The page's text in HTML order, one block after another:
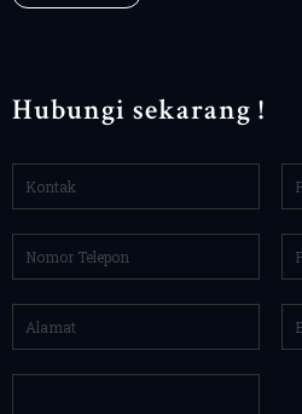
Hubungi sekarang !